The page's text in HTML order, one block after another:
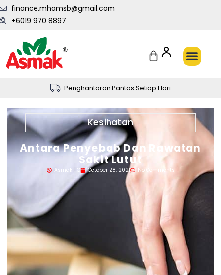
+6019 970 8897
finance.mhamsb@gmail.com
Penghantaran Pantas Setiap Hari
Kesihatan
Antara Penyebab Dan Rawatan
Sakit Lutut
Asmak HQ October 28, 2021 No Comments